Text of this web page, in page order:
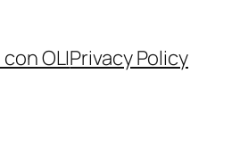
OLIPrivacy Policy